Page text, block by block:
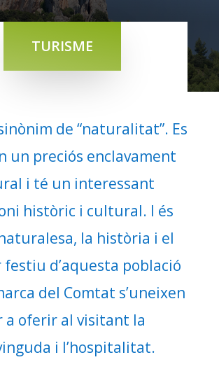
TURISME
de “naturalitat”. Es
un preciós enclavament
i té un interessant
històric i cultural. I és
la història i el
d’aquesta població
del Comtat s’uneixen
a oferir al visitant la
i l’hospitalitat.